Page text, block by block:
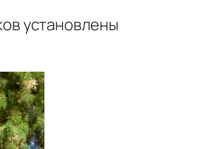
установлены